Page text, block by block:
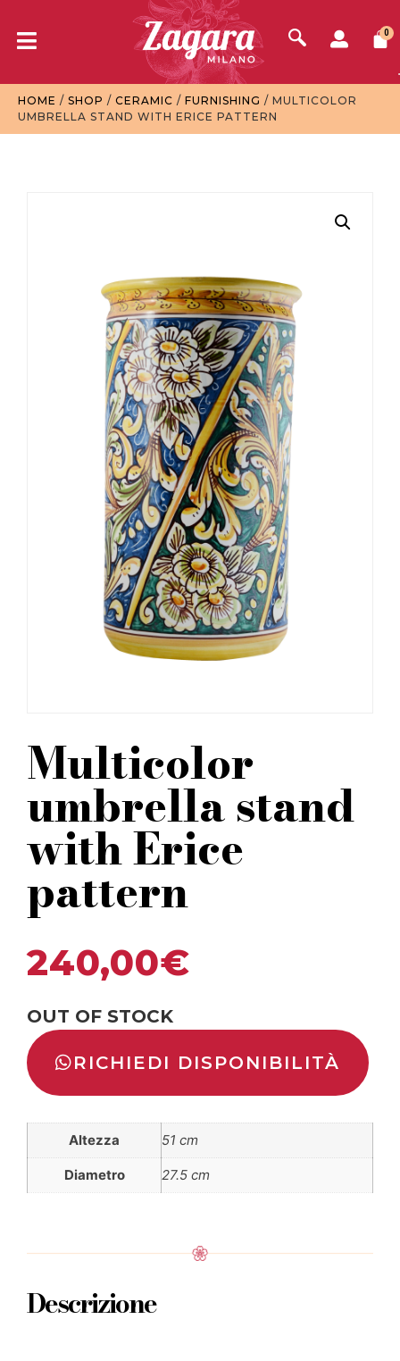
0
HOME / SHOP / CERAMIC / FURNISHING / MULTICOLOR
UMBRELLA STAND WITH ERICE PATTERN
Multicolor
umbrella stand
with Erice
pattern
240,00€
OUT OF STOCK
RICHIEDI DISPONIBILITÀ
Altezza 51 cm
Diametro 27.5 cm
Descrizione